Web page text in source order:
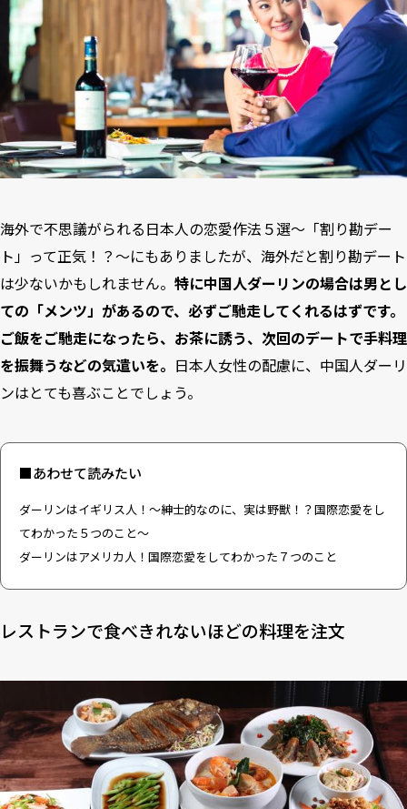
海外で不思議がられる日本人の恋愛作法５選～「割り勘デー
ト」って正気！？～にもありましたが、海外だと割り勘デート
は少ないかもしれません。 特に中国人ダーリンの場合は男とし
ての「メンツ」があるので、必ずご馳走してくれるはずです。
ご飯をご馳走になったら、お茶に誘う、次回のデートで手料理
を振舞うなどの気遣いを。 日本人女性の配慮に、中国人ダーリ
ンはとても喜ぶことでしょう。
■あわせて読みたい
ダーリンはイギリス人！〜紳士的なのに、実は野獣！？国際恋愛をし
てわかった５つのこと〜
ダーリンはアメリカ人！国際恋愛をしてわかった７つのこと
レストランで食べきれないほどの料理を注文